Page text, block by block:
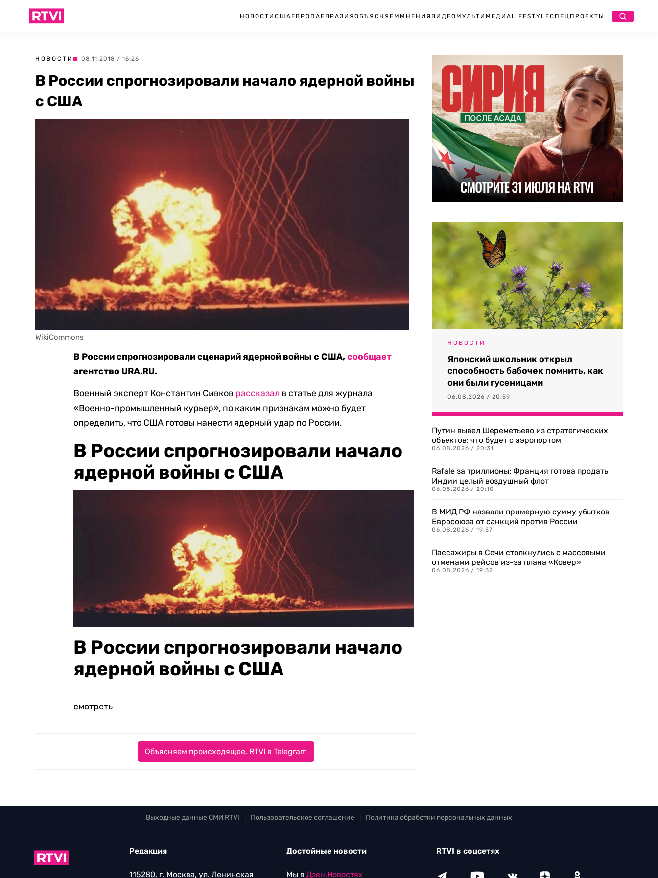
НОВОСТИ США ЕВРОПА ЕВРАЗИЯ ОБЪЯСНЯЕМ МНЕНИЯ ВИДЕО МУЛЬТИМЕДИА LIFESTYLEСПЕЦПРОЕКТЫ
НОВОСТИ | 08.11.2018 / 16:26
В России спрогнозировали начало ядерной войны
с США
WikiCommons
В России спрогнозировали сценарий ядерной войны с США,сообщает
агентство URA.RU.
Военный эксперт Константин Сивков рассказал в статье для журнала
«Военно-промышленный курьер», по каким признакам можно будет
определить, что США готовы нанести ядерный удар по России.
В России спрогнозировали начало
ядерной войны с США
В России спрогнозировали начало
ядерной войны с США
смотреть
Объясняем происходящее. RTVI в Telegram
НОВОСТИ
Японский школьник открыл
способность бабочек помнить, как
они были гусеницами
06.08.2026 / 20:59
Путин вывел Шереметьево из стратегических
объектов: что будет с аэропортом
06.08.2026 / 20:31
Rafale за триллионы: Франция готова продать
Индии целый воздушный флот
06.08.2026 / 20:10
В МИД РФ назвали примерную сумму убытков
Евросоюза от санкций против России
06.08.2026 / 19:57
Пассажиры в Сочи столкнулись с массовыми
отменами рейсов из-за плана «Ковер»
06.08.2026 / 19:32
Выходные данные СМИ RTVI Пользовательское соглашение Политика обработки персональных данных
Редакция
115280, г. Москва, ул. Ленинская
Достойные новости
Мы в Дзен.Новостях
RTVI в соцсетях